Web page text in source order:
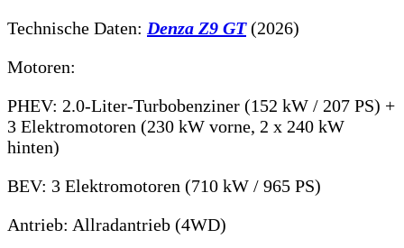
Technische Daten: Denza Z9 GT(2026)
Motoren:
PHEV: 2.0-Liter-Turbobenziner (152 kW / 207 PS) +
3 Elektromotoren (230 kW vorne, 2 x 240 kW
hinten)
BEV: 3 Elektromotoren (710 kW / 965 PS)
Antrieb: Allradantrieb (4WD)